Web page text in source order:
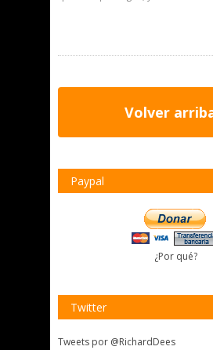
Volver
Paypal
¿Por qué?
Twitter
Tweets por @RichardDees